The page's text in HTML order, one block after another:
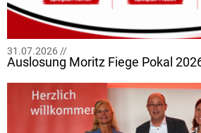
31.07.2026 //
Auslosung Moritz Fiege Pokal